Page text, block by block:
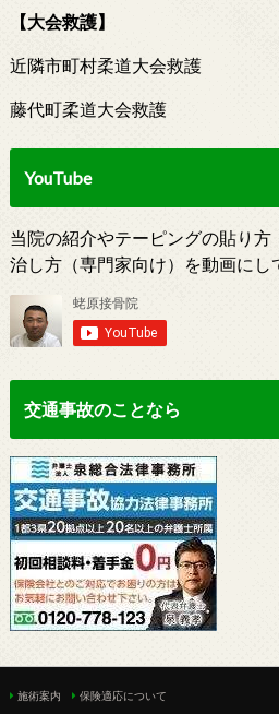
【大会救護】
近隣市町村柔道大会救護
藤代町柔道大会救護
YouTube
当院の紹介やテーピングの貼り
治し方（専門家向け）を動画にし
交通事故のことなら
施術案内 保険適応について